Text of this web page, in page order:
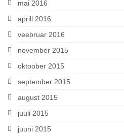
mai 2016
aprill 2016
veebruar 2016
november 2015
oktoober 2015
september 2015
august 2015
juuli 2015
juuni 2015